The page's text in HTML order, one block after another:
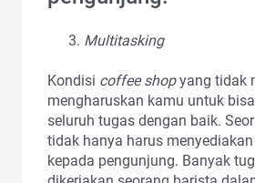
Multitasking
Kondisi coffee shopyang tidak
mengharuskan kamu untuk
seluruh tugas dengan baik.
tidak hanya harus
kepada pengunjung. Banyak